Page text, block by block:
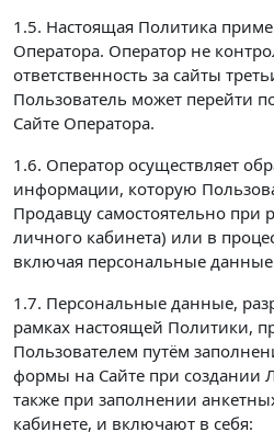
1.5. Настоящая Политика
Оператора. Оператор не
ответственность за сайты
Пользователь может перейти
Сайте Оператора.
1.6. Оператор осуществляет
информации, которую
Продавцу самостоятельно при
личного кабинета) или в
включая персональные данные
1.7. Персональные данные,
рамках настоящей Политики,
Пользователем путём
формы на Сайте при создании
также при заполнении
кабинете, и включают в себя: